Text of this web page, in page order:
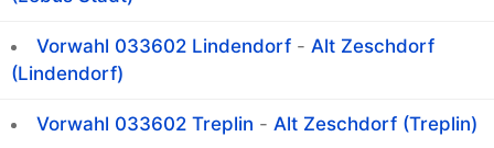
Vorwahl 033602 Lindendorf - Alt Zeschdorf
(Lindendorf)
Vorwahl 033602 Treplin - Alt Zeschdorf (Treplin)